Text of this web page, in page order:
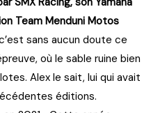
Team Menduni Motos
sans aucun doute ce
où le sable ruine bien
Alex le sait, lui qui avait
éditions.